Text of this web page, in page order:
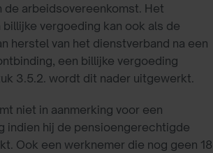
de arbeidsovereenkomst. Het
billijke vergoeding kan ook als de
herstel van het dienstverband na een
een billijke vergoeding
3.5.2. wordt dit nader uitgewerkt.
niet in aanmerking voor een
indien hij de pensioengerechtigde
Ook een werknemer die nog geen 18